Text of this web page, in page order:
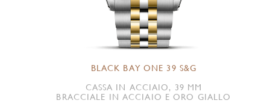
BLACK BAY ONE 39 S&G
CASSA IN ACCIAIO, 39 MM
BRACCIALE IN ACCIAIO E ORO GIALLO